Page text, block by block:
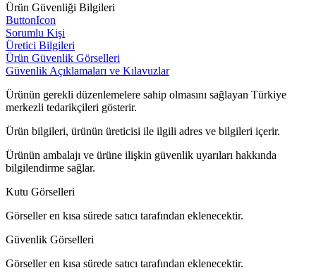
Ürün Güvenliği Bilgileri
ButtonIcon
Sorumlu Kişi
Üretici Bilgileri
Ürün Güvenlik Görselleri
Güvenlik Açıklamaları ve Kılavuzlar
Ürünün gerekli düzenlemelere sahip olmasını sağlayan Türkiye
merkezli tedarikçileri gösterir.
Ürün bilgileri, ürünün üreticisi ile ilgili adres ve bilgileri içerir.
Ürünün ambalajı ve ürüne ilişkin güvenlik uyarıları hakkında
bilgilendirme sağlar.
Kutu Görselleri
Görseller en kısa sürede satıcı tarafından eklenecektir.
Güvenlik Görselleri
Görseller en kısa sürede satıcı tarafından eklenecektir.